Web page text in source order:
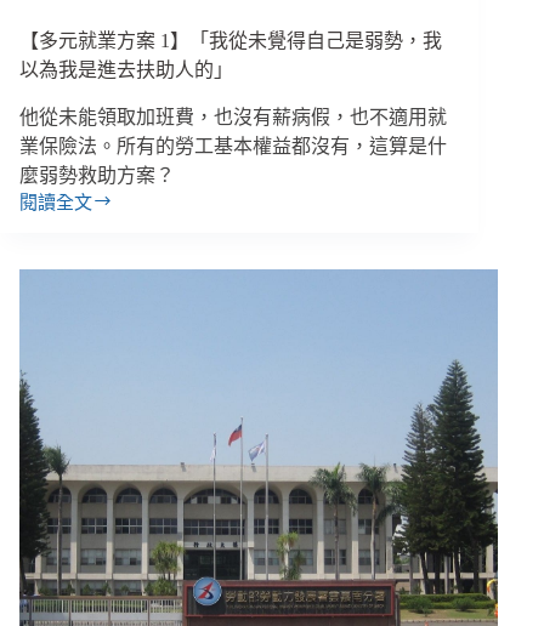
就
業，
東
地
院
不
方
性
【多元就業方案 1】「我從未覺得自己是弱勢，我
以為我是進去扶助人的」
他從未能領取加班費，也沒有薪病假，也不適用就
業保險法。所有的勞工基本權益都沒有，這算是什
麼弱勢救助方案？
閱讀全文
【多
1】
「我
從
未
覺
得
己
是
弱
勢，